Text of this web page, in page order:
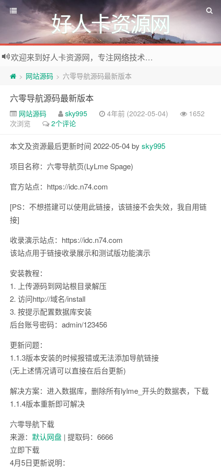
好人卡资源网
欢迎来到好人卡资源网，专注网络技术资源收集，我们不仅是网络资源的搬运工，也生产原创资源。寻找资源请留言或关注公众号:烈日下的男人
> 网站源码 > 六零导航源码最新版本
六零导航源码最新版本
网站源码 sky995 4年前 (2022-05-04)
1652
次浏览
2个评论
本文及资源最后更新时间 2022-05-04 by sky995
项目名称：六零导航页(LyLme Spage)
官方站点：https://idc.n74.com
[PS：不想搭建可以使用此链接，该链接不会失效，我自用链
接]
收录演示站点：https://idc.n74.com
该站点用于链接收录展示和测试版功能演示
安装教程：
1. 上传源码到网站根目录解压
2. 访问http://域名/install
3. 按提示配置数据库安装
后台账号密码：admin/123456
更新问题：
1.1.3版本安装的时候报错或无法添加导航链接
(无上述情况请可以直接在后台更新)
解决方案：进入数据库，删除所有lylme_开头的数据表，下载
1.1.4版本重新即可解决
六零导航下载
来源： 默认网盘 | 提取码：6666
立即下载
4月5日更新说明：